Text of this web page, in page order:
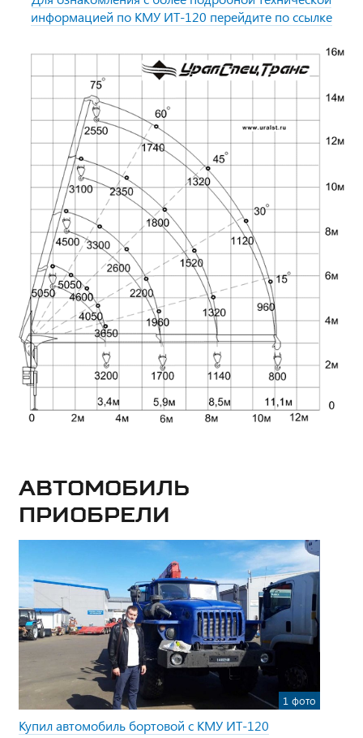
информацией по КМУ ИТ-120 перейдите по ссылке
Автомобиль
приобрели
1 фото
Купил автомобиль бортовой с КМУ ИТ-120